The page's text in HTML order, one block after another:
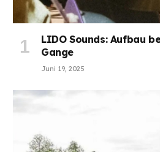
LIDO Sounds: Aufbau
Gange
Juni 19, 2025